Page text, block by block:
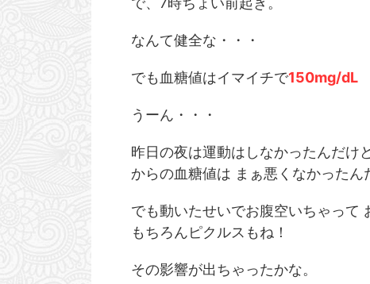
なんて健全な・・・
でも血糖値はイマイチで150mg/dL
うーん・・・
昨日の夜は運動はしなかったんだけ
からの血糖値は まぁ悪くなかったん
でも動いたせいでお腹空いちゃって
もちろんピクルスもね！
その影響が出ちゃったかな。
2026/6/20
存報告 激ヤバ職場に転職して精神崩壊寸
はようございます。 大変ご無沙汰しておりまし
最近の血糖値ヤバい。リ
おはようございます！ えん